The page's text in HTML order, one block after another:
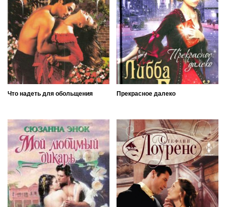
Что надеть для обольщения Прекрасное далеко